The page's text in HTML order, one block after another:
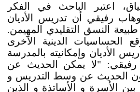
اعتبر الباحث في الفكر
رفيقي أن تدريس الأديان
النسق التقليدي المهيمن.
الحساسيات الدينية الآخرى
الأديان وإمكانيته بالمدرسة
رفيقي: "لا يمكن الحديث عن
الحديث عن وسط التدريس و
الأسرة و الأساتذة و الذين